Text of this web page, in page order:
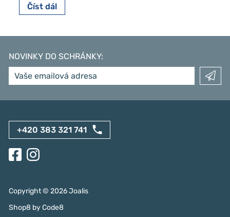
Číst dál
NOVINKY DO SCHRÁNKY:
+420 383 321 741
Copyright © 2026Joalis
Shop8 byCode8